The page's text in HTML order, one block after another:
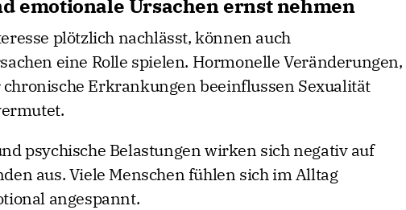
emotionale Ursachen ernst nehmen
plötzlich nachlässt, können auch
eine Rolle spielen. Hormonelle Veränderungen,
Erkrankungen beeinflussen Sexualität
psychische Belastungen wirken sich negativ auf
aus. Viele Menschen fühlen sich im Alltag
angespannt.